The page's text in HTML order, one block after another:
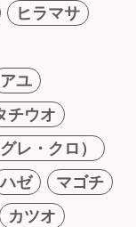
ヒラマサ
アユ
チウオ
レ・クロ）
ハゼ
マゴチ
カツオ